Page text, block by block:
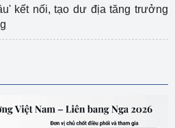
kết nối, tạo dư địa tăng trưởng